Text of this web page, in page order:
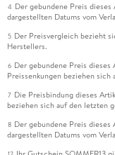
4 Der gebundene Preis
dargestellten Datums vom
5 Der Preisvergleich bezieht
Herstellers.
6 Der gebundene Preis dieses
Preissenkungen beziehen sich
7 Die Preisbindung dieses
beziehen sich auf den letzten
8 Der gebundene Preis
dargestellten Datums vom